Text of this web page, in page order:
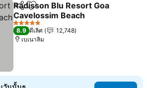
แชร์ เพิ่มในรายการโปรด
Radisson Blu Resort Goa
Cavelossim Beach
5 ดาว
8.9 ดีเลิศ
12,748
เบเนาลิม